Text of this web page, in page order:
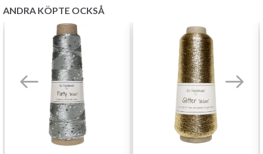
ANDRA KÖPTE OCKSÅ